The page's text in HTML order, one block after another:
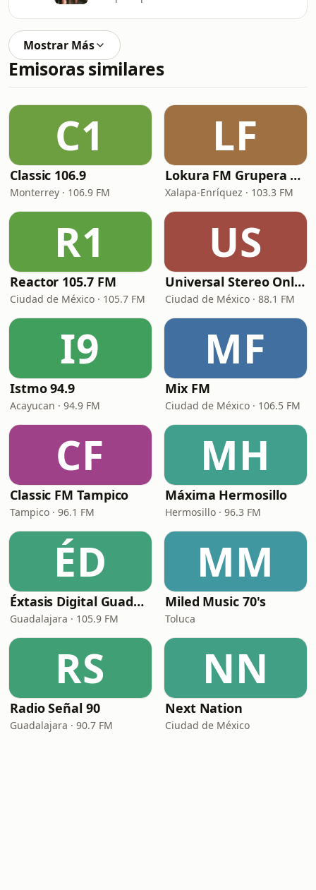
Mostrar Más
Emisoras similares
C1
Classic 106.9
Monterrey · 106.9 FM
LF
Lokura FM Grupera Xalapa
Xalapa-Enríquez · 103.3 FM
R1
Reactor 105.7 FM
Ciudad de México · 105.7 FM
US
Universal Stereo Online
Ciudad de México · 88.1 FM
I9
Istmo 94.9
Acayucan · 94.9 FM
MF
Mix FM
Ciudad de México · 106.5 FM
CF
Classic FM Tampico
Tampico · 96.1 FM
MH
Máxima Hermosillo
Hermosillo · 96.3 FM
ÉD
Éxtasis Digital Guadalajara
Guadalajara · 105.9 FM
MM
Miled Music 70's
Toluca
RS
Radio Señal 90
Guadalajara · 90.7 FM
NN
Next Nation
Ciudad de México